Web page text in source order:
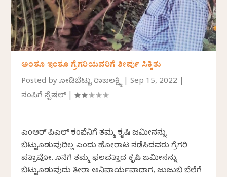
ಅಂತೂ ಇಂತೂ ಗ್ರೆಗರಿಯವರಿಗೆ ತೀರ್ಪು ಸಿಕ್ಕಿತು
Posted byಕೋಡಿಬೆಟ್ಟು ರಾಜಲಕ್ಷ್ಮಿ |Sep 15, 2022
ಸಂಪಿಗೆ ಸ್ಪೆಷಲ್|
ಎಂಆರ್ ಪಿಎಲ್ ಕಂಪೆನಿಗೆ ತಮ್ಮ ಕೃಷಿ ಜಮೀನನ್ನು
ಬಿಟ್ಟುಕೊಡುವುದಿಲ್ಲ ಎಂದು ಹೋರಾಟ ನಡೆಸಿದವರು ಗ್ರೆಗರಿ
ಪತ್ರಾವೋ. ಕೊನೆಗೆ ತಮ್ಮ ಫಲವತ್ತಾದ ಕೃಷಿ ಜಮೀನನ್ನು
ಬಿಟ್ಟುಕೊಡುವುದು ತೀರಾ ಅನಿವಾರ್ಯವಾದಾಗ, ಜುಜುಬಿ ಬೆಲೆಗೆ